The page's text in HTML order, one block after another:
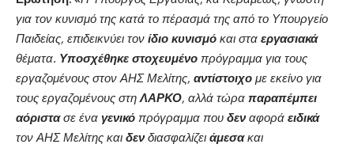
για τον κυνισμό της κατά το πέρασμά της από το Υπουργείο
Παιδείας, επιδεικνύει τον ίδιο κυνισμό και στα εργασιακά
θέματα. Υποσχέθηκε στοχευμένο πρόγραμμα για τους
εργαζομένους στον ΑΗΣ Μελίτης, αντίστοιχο με εκείνο για
τους εργαζομένους στηΛΑΡΚΟ, αλλά τώρα παραπέμπει
αόριστασε ένα γενικό πρόγραμμα που δεναφορά ειδικά
τον ΑΗΣ Μελίτης και δενδιασφαλίζει άμεσακαι